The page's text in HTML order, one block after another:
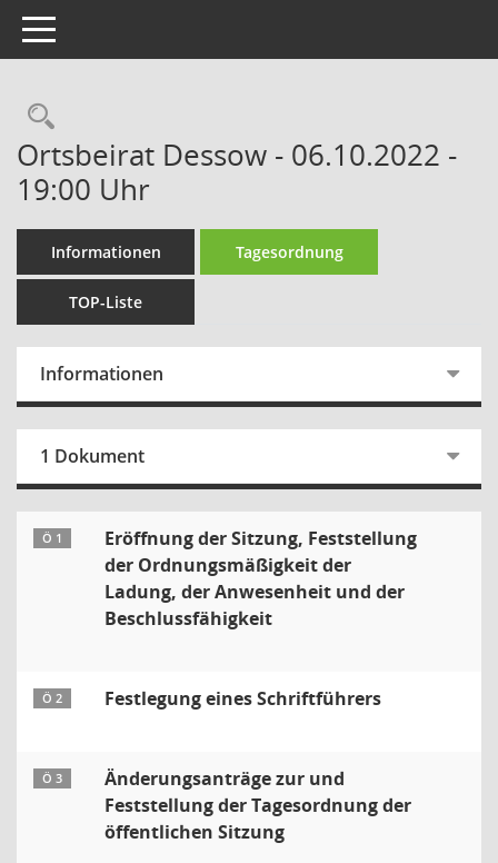
Toggle navigation
Rechercheauswahl
Ortsbeirat Dessow - 06.10.2022 -
19:00 Uhr
Informationen Tagesordnung
TOP-Liste
Informationen
1 Dokument
Ö 1
Eröffnung der Sitzung, Feststellung
der Ordnungsmäßigkeit der
Ladung, der Anwesenheit und der
Beschlussfähigkeit
Ö 2 Festlegung eines Schriftführers
Ö 3
Änderungsanträge zur und
Feststellung der Tagesordnung der
öffentlichen Sitzung